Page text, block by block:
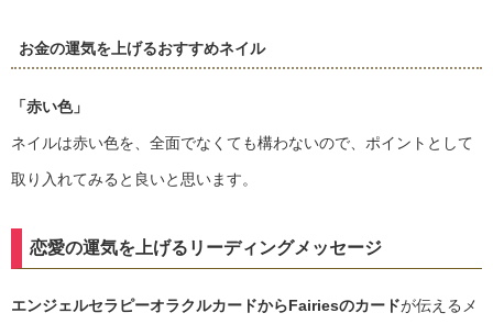
お金の運気を上げるおすすめネイル
「赤い色」
ネイルは赤い色を、全面でなくても構わないので、ポイントとして
取り入れてみると良いと思います。
恋愛の運気を上げるリーディングメッセージ
エンジェルセラピーオラクルカードからFairiesのカードが伝えるメ